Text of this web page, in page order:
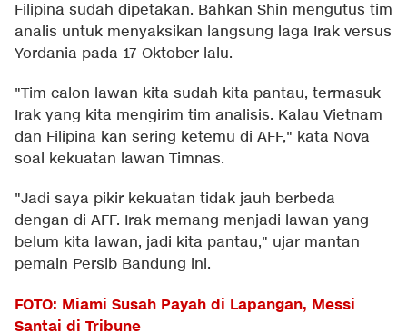
Filipina sudah dipetakan. Bahkan Shin mengutus tim
analis untuk menyaksikan langsung laga Irak versus
Yordania pada 17 Oktober lalu.
"Tim calon lawan kita sudah kita pantau, termasuk
Irak yang kita mengirim tim analisis. Kalau Vietnam
dan Filipina kan sering ketemu di AFF," kata Nova
soal kekuatan lawan Timnas.
"Jadi saya pikir kekuatan tidak jauh berbeda
dengan di AFF. Irak memang menjadi lawan yang
belum kita lawan, jadi kita pantau," ujar mantan
pemain Persib Bandung ini.
FOTO: Miami Susah Payah di Lapangan, Messi
Santai di Tribune